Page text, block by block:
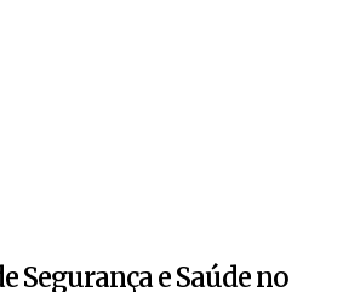
Segurança e Saúde no